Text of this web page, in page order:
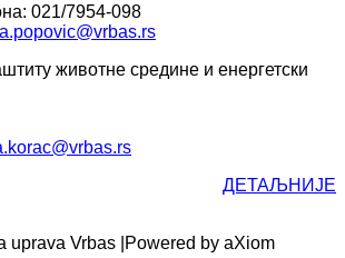
021/7954-098
животне средине и енергетски
ДЕТАЉНИЈЕ
Vrbas | Powered by aXiom